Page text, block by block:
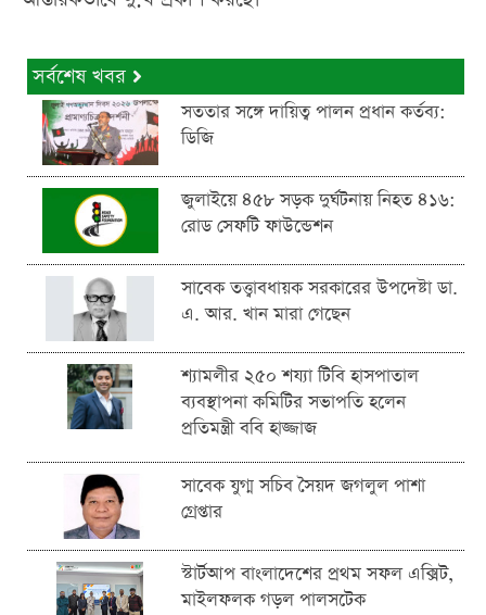
সর্বশেষ খবর
সততার সঙ্গে দায়িত্ব পালন প্রধান কর্তব্য:
ডিজি
জুলাইয়ে ৪৫৮ সড়ক দুর্ঘটনায় নিহত ৪১৬:
রোড সেফটি ফাউন্ডেশন
সাবেক তত্ত্বাবধায়ক সরকারের উপদেষ্টা ডা.
এ. আর. খান মারা গেছেন
শ্যামলীর ২৫০ শয্যা টিবি হাসপাতাল
ব্যবস্থাপনা কমিটির সভাপতি হলেন
প্রতিমন্ত্রী ববি হাজ্জাজ
সাবেক যুগ্ম সচিব সৈয়দ জগলুল পাশা
গ্রেপ্তার
স্টার্টআপ বাংলাদেশের প্রথম সফল এক্সিট,
মাইলফলক গড়ল পালসটেক